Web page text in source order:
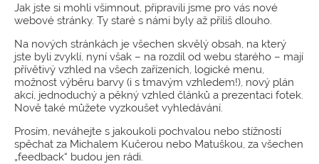
Jak jste si mohli všimnout, připravili jsme pro vás nové
webové stránky. Ty staré s námi byly až příliš dlouho.
Na nových stránkách je všechen skvělý obsah, na který
jste byli zvyklí, nyní však – na rozdíl od webu starého – mají
přívětivý vzhled na všech zařízeních, logické menu,
možnost výběru barvy (i s tmavým vzhledem!), nový plán
akcí, jednoduchý a pěkný vzhled článků a prezentaci fotek.
Nově také můžete vyzkoušet vyhledávání.
Prosím, neváhejte s jakoukoli pochvalou nebo stížností
spěchat za Michalem Kučerou nebo Matuškou, za všechen
„feedback“ budou jen rádi.